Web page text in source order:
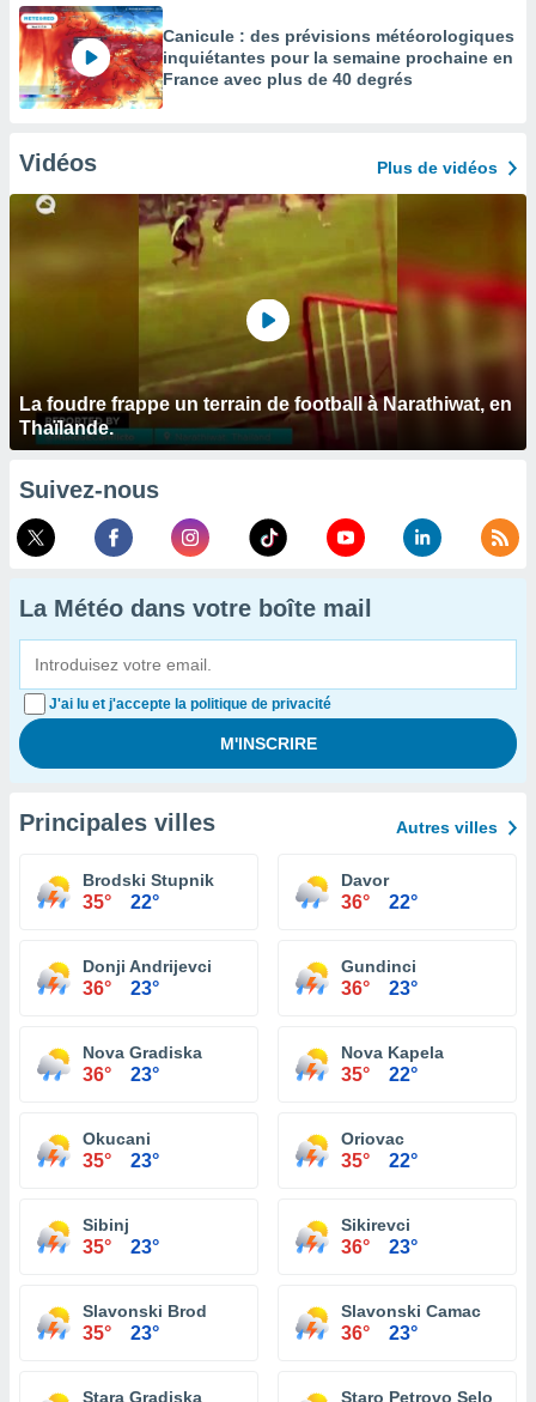
Canicule : des prévisions météorologiques
inquiétantes pour la semaine prochaine en
France avec plus de 40 degrés
Vidéos Plus de vidéos
La foudre frappe un terrain de football à Narathiwat, en
Thaïlande.
Suivez-nous
La Météo dans votre boîte mail
J'ai lu et j'accepte la politique de privacité
Principales villes Autres villes
Brodski Stupnik
35° 22°
Davor
36° 22°
Donji Andrijevci
36° 23°
Gundinci
36° 23°
Nova Gradiska
36° 23°
Nova Kapela
35° 22°
Okucani
35° 23°
Oriovac
35° 22°
Sibinj
35° 23°
Sikirevci
36° 23°
Slavonski Brod
35° 23°
Slavonski Camac
36° 23°
Stara Gradiska Staro Petrovo Selo